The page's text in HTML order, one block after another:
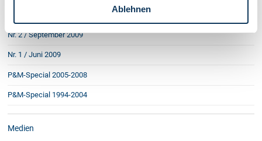
Ablehnen
Nr. 2 / September 2009
Nr. 1 / Juni 2009
P&M-Special 2005-2008
P&M-Special 1994-2004
Medien